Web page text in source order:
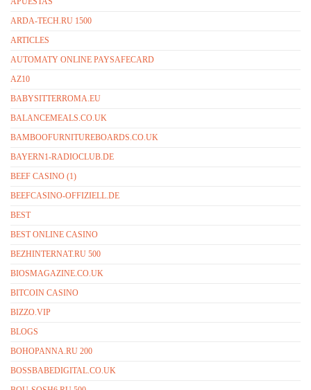
ARDA-TECH.RU 1500
ARTICLES
AUTOMATY ONLINE PAYSAFECARD
AZ10
BABYSITTERROMA.EU
BALANCEMEALS.CO.UK
BAMBOOFURNITUREBOARDS.CO.UK
BAYERN1-RADIOCLUB.DE
BEEF CASINO (1)
BEEFCASINO-OFFIZIELL.DE
BEST
BEST ONLINE CASINO
BEZHINTERNAT.RU 500
BIOSMAGAZINE.CO.UK
BITCOIN CASINO
BIZZO.VIP
BLOGS
BOHOPANNA.RU 200
BOSSBABEDIGITAL.CO.UK